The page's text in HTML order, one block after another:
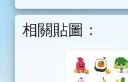
相關貼圖：